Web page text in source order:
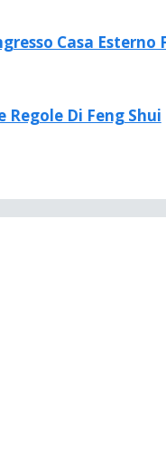
Casa Esterno
Regole Di Feng Shui